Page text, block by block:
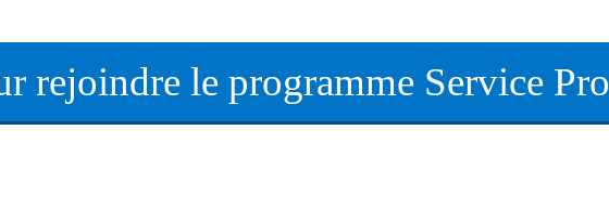
rejoindre le programme Service Pro